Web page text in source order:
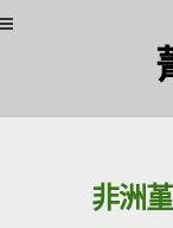
非洲